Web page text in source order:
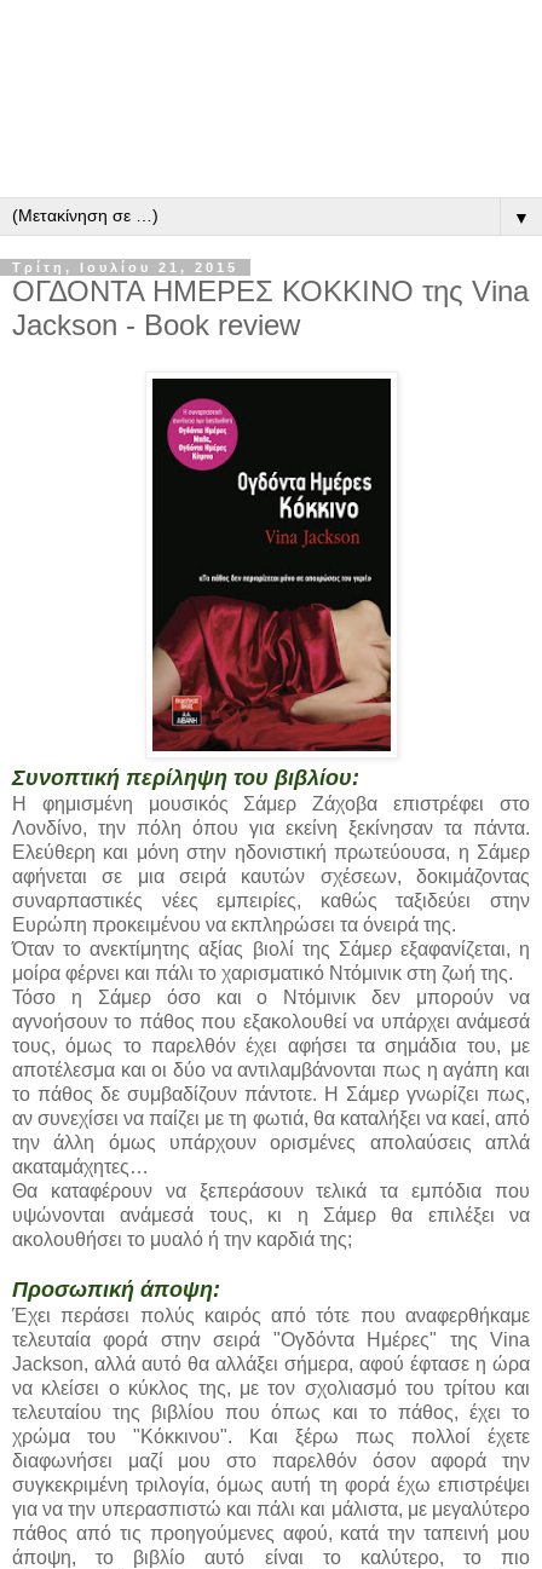
▼
Τρίτη, Ιουλίου 21, 2015
ΟΓΔΟΝΤΑ ΗΜΕΡΕΣ ΚΟΚΚΙΝΟ της Vina
Jackson - Book review
Συνοπτική περίληψη του βιβλίου:
Η φημισμένη μουσικός Σάμερ Ζάχοβα επιστρέφει στο
Λονδίνο, την πόλη όπου για εκείνη ξεκίνησαν τα πάντα.
Ελεύθερη και μόνη στην ηδονιστική πρωτεύουσα, η Σάμερ
αφήνεται σε μια σειρά καυτών σχέσεων, δοκιμάζοντας
συναρπαστικές νέες εμπειρίες, καθώς ταξιδεύει στην
Ευρώπη προκειμένου να εκπληρώσει τα όνειρά της.
Όταν το ανεκτίμητης αξίας βιολί της Σάμερ εξαφανίζεται, η
μοίρα φέρνει και πάλι το χαρισματικό Ντόμινικ στη ζωή της.
Τόσο η Σάμερ όσο και ο Ντόμινικ δεν μπορούν να
αγνοήσουν το πάθος που εξακολουθεί να υπάρχει ανάμεσά
τους, όμως το παρελθόν έχει αφήσει τα σημάδια του, με
αποτέλεσμα και οι δύο να αντιλαμβάνονται πως η αγάπη και
το πάθος δε συμβαδίζουν πάντοτε. Η Σάμερ γνωρίζει πως,
αν συνεχίσει να παίζει με τη φωτιά, θα καταλήξει να καεί, από
την άλλη όμως υπάρχουν ορισμένες απολαύσεις απλά
ακαταμάχητες…
Θα καταφέρουν να ξεπεράσουν τελικά τα εμπόδια που
υψώνονται ανάμεσά τους, κι η Σάμερ θα επιλέξει να
ακολουθήσει το μυαλό ή την καρδιά της;
Προσωπική άποψη:
Έχει περάσει πολύς καιρός από τότε που αναφερθήκαμε
τελευταία φορά στην σειρά "Ογδόντα Ημέρες" της Vina
Jackson, αλλά αυτό θα αλλάξει σήμερα, αφού έφτασε η ώρα
να κλείσει ο κύκλος της, με τον σχολιασμό του τρίτου και
τελευταίου της βιβλίου που όπως και το πάθος, έχει το
χρώμα του "Κόκκινου". Και ξέρω πως πολλοί έχετε
διαφωνήσει μαζί μου στο παρελθόν όσον αφορά την
συγκεκριμένη τριλογία, όμως αυτή τη φορά έχω επιστρέψει
για να την υπερασπιστώ και πάλι και μάλιστα, με μεγαλύτερο
πάθος από τις προηγούμενες αφού, κατά την ταπεινή μου
άποψη, το βιβλίο αυτό είναι το καλύτερο, το πιο